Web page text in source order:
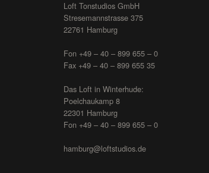
Loft Tonstudios GmbH
Stresemannstrasse 375
22761 Hamburg
Fon +49 – 40 – 899 655 – 0
Fax +49 – 40 – 899 655 35
Das Loft in Winterhude:
Poelchaukamp 8
22301 Hamburg
Fon +49 – 40 – 899 655 – 0
hamburg@loftstudios.de